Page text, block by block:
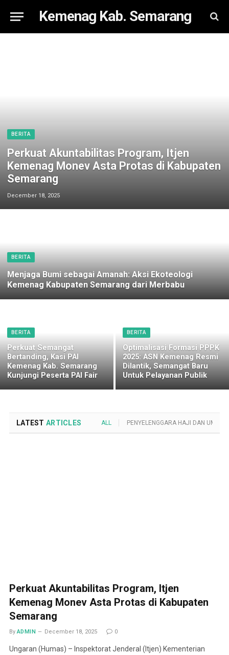
Kemenag Kab. Semarang
BERITA
Perkuat Akuntabilitas Program, Itjen
Kemenag Monev Asta Protas di Kabupaten
Semarang
December 18, 2025
BERITA
Menjaga Bumi sebagai Amanah: Aksi Ekoteologi
Kemenag Kabupaten Semarang dari Merbabu
BERITA
Perkuat Semangat
Bertanding, Kasi PAI
Kemenag Kab. Semarang
Kunjungi Peserta PAI Fair
BERITA
Optimalisasi Formasi PPPK
2025: ASN Kemenag Resmi
Dilantik, Semangat Baru
Untuk Pelayanan Publik
LATEST ARTICLES ALL PENYELENGGARA HAJI DAN UMROH
Perkuat Akuntabilitas Program, Itjen
Kemenag Monev Asta Protas di Kabupaten
Semarang
By ADMIN December 18, 2025 0
Ungaran (Humas) – Inspektorat Jenderal (Itjen) Kementerian